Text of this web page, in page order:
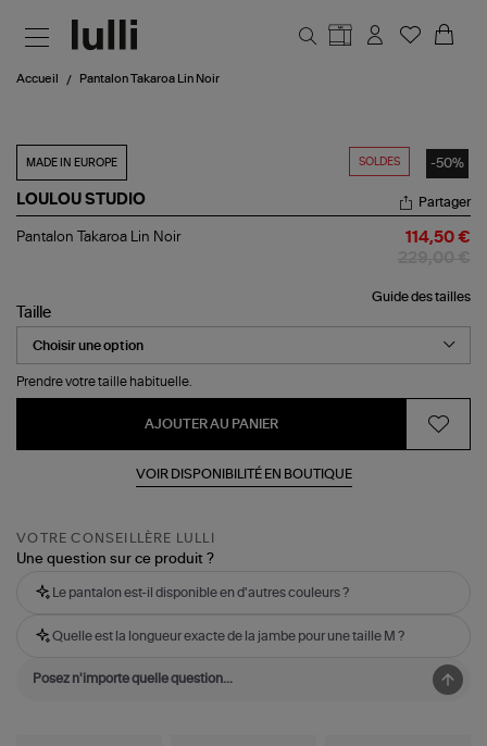
Accueil Pantalon Takaroa Lin Noir
SOLDES -50%
MADE IN EUROPE
LOULOU STUDIO
Pantalon
Partager
Pantalon Takaroa Lin Noir 114,50 €
Guide des tailles
Taille
Prendre votre taille habituelle.
AJOUTER AU PANIER
VOIR DISPONIBILITÉ EN BOUTIQUE
VOTRE CONSEILLÈRE LULLI
Une question sur ce produit ?
Le pantalon est-il disponible en d'autres couleurs ?
Quelle est la longueur exacte de la jambe pour une taille M ?